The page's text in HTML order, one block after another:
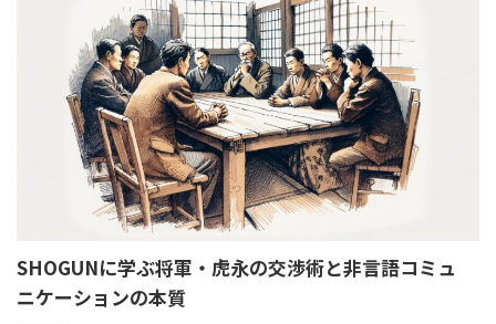
SHOGUNに学ぶ将軍・虎永の交渉術と非言語コミュ
ニケーションの本質